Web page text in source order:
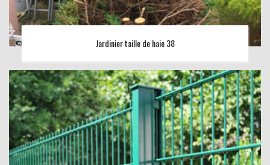
Jardinier taille de haie 38